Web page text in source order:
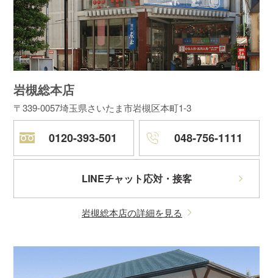
岩槻総本店
〒339-0057埼玉県さいたま市岩槻区本町1-3
0120-393-501 048-756-1111
LINEチャット応対・接客
岩槻総本店の詳細を見る